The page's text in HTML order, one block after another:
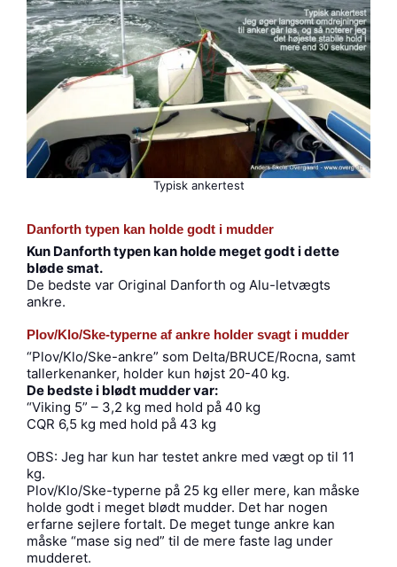
Typisk ankertest
Danforth typen kan holde godt i mudder
Kun Danforth typen kan holde meget godt i dette
bløde smat.
De bedste var Original Danforth og Alu-letvægts
ankre.
Plov/Klo/Ske-typerne af ankre holder svagt i mudder
“Plov/Klo/Ske-ankre” som Delta/BRUCE/Rocna, samt
tallerkenanker, holder kun højst 20-40 kg.
De bedste i blødt mudder var:
“Viking 5” – 3,2 kg med hold på 40 kg
CQR 6,5 kg med hold på 43 kg
OBS: Jeg har kun har testet ankre med vægt op til 11
kg.
Plov/Klo/Ske-typerne på 25 kg eller mere, kan måske
holde godt i meget blødt mudder. Det har nogen
erfarne sejlere fortalt. De meget tunge ankre kan
måske “mase sig ned” til de mere faste lag under
mudderet.